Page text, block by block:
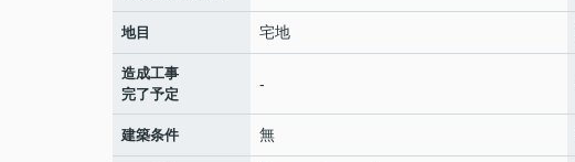
地目 宅地
造成工事
完了予定
-
建築条件 無